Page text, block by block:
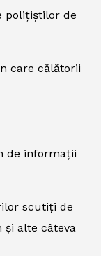
polițiștilor de
care călătorii
de informații
scutiți de
și alte câteva